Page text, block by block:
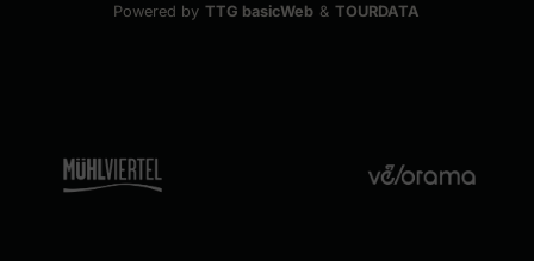
Powered by TTG basicWeb & TOURDATA